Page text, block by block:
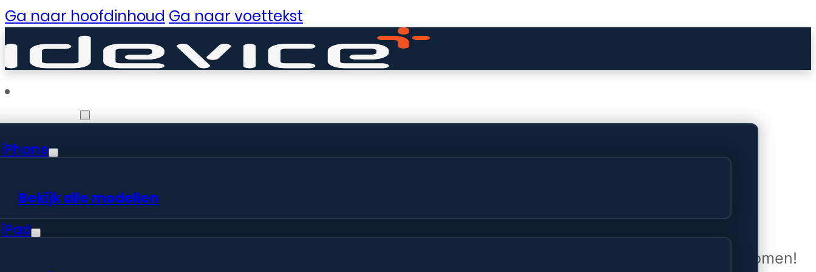
Ga naar hoofdinhoud Ga naar voettekst
iPhone
Bekijk alle modellen
iPad
Er zijn geweldige dingen in het verschiet
Er is iets moois in het vooruitzicht! Onze winkel wordt momenteel gebouwd en zal binnenkort online komen!